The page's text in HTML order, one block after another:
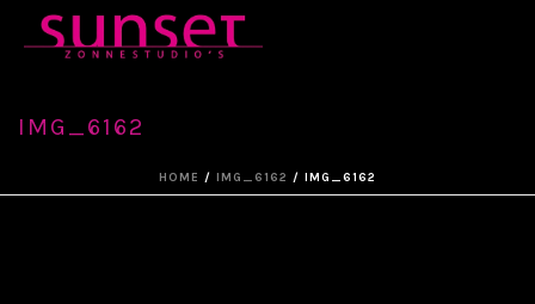
IMG_6162
HOME / IMG_6162 / IMG_6162